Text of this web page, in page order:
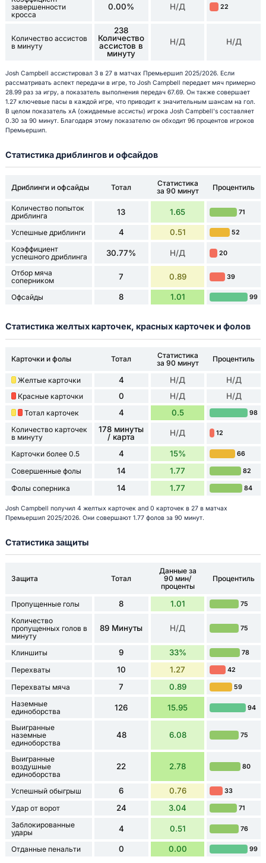
завершенности
кросса
0.00% Н/Д 22
Количество ассистов
в минуту
238
Количество
ассистов в
минуту
Н/Д Н/Д
Josh Campbell ассистировал 3 в 27 в матчах Премьершип 2025/2026. Если
рассматривать аспект передачи в игре, то Josh Campbell передает мяч примерно
28.99 раз за игру, а показатель выполнения передач 67.69. Он также совершает
1.27 ключевые пасы в каждой игре, что приводит к значительным шансам на гол.
В целом показатель xA (ожидаемые ассисты) игрока Josh Campbell's составляет
0.30 за 90 минут. Благодаря этому показателю он обходит 96 процентов игроков
Премьершип.
Статистика дриблингов и офсайдов
Дриблинги и офсайды Тотал
Статистика
за 90 минут
Процентиль
Количество попыток
дриблинга
13 1.65 71
Успешные дриблинги 4 0.51 52
Коэффициент
успешного дриблинга
30.77% Н/Д 20
Отбор мяча
соперником
7 0.89 39
Офсайды 8 1.01 99
Статистика желтых карточек, красных карточек и фолов
Карточки и фолы Тотал
Статистика
за 90 минут
Процентиль
Желтые карточки 4 Н/Д Н/Д
Красные карточки 0 Н/Д Н/Д
Тотал карточек 4 0.5 98
Количество карточек
в минуту
178 минуты
/ карта
Н/Д 12
Карточки более 0.5 4 15% 66
Совершенные фолы 14 1.77 82
Фолы соперника 14 1.77 84
Josh Campbell получил 4 желтых карточек and 0 карточек в 27 в матчах
Премьершип 2025/2026. Они совершают 1.77 фолов за 90 минут.
Статистика защиты
Защита Тотал
Данные за
90 мин/
проценты
Процентиль
Пропущенные голы 8 1.01 75
Количество
пропущенных голов в
минуту
89 Минуты Н/Д 75
Клиншиты 9 33% 78
Перехваты 10 1.27 42
Перехваты мяча 7 0.89 59
Наземные
единоборства
126 15.95 94
Выигранные
наземные
единоборства
48 6.08 75
Выигранные
воздушные
единоборства
22 2.78 80
Успешный обыгрыш 6 0.76 33
Удар от ворот 24 3.04 71
Заблокированные
удары
4 0.51 76
Отданные пенальти 0 0.00 99